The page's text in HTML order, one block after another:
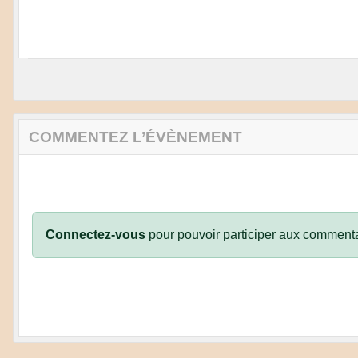
COMMENTEZ L’ÉVÈNEMENT
Connectez-vous pour pouvoir participer aux